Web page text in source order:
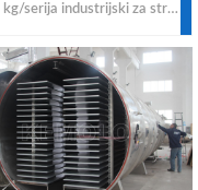
1200 kg/serija industrijski za stroj za sušenje z zmrzovanjem CE odobrila poceni cena za prodajo, nizkocenovno zamrzovanje v hitrem zamrzovalniku, sistem za hitro nalaganje in razkladanje, visoko učinkoviti vakuumski industrijski zamrzovalni sušilniki za živilske industrijske komercialne procesne obrate za sušenje z zamrzovanjem s poceni ceno za prodajo. Obrnite se na KEMOLO, najboljše proizvajalce in dobavitelje stroškovno učinkovitih industrijskih sušilnikov z zmrzovanjem.